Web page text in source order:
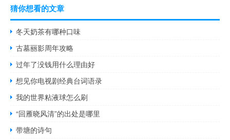
猜你想看的文章
冬天奶茶有哪种口味
古墓丽影周年攻略
过年了没钱用什么理由好
想见你电视剧经典台词语录
我的世界粘液球怎么刷
“回雁晓风清”的出处是哪里
带塘的诗句